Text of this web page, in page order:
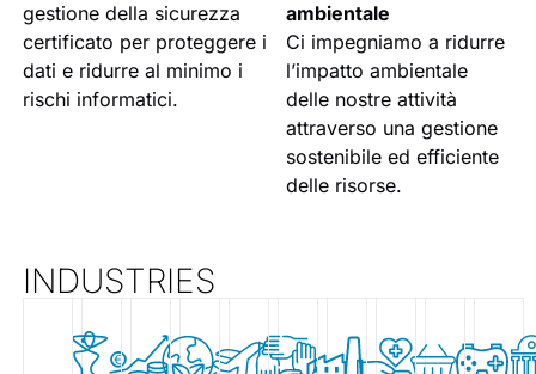
gestione della sicurezza
certificato per proteggere i
dati e ridurre al minimo i
rischi informatici.
ambientale
Ci impegniamo a ridurre
l’impatto ambientale
delle nostre attività
attraverso una gestione
sostenibile ed efficiente
delle risorse.
INDUSTRIES